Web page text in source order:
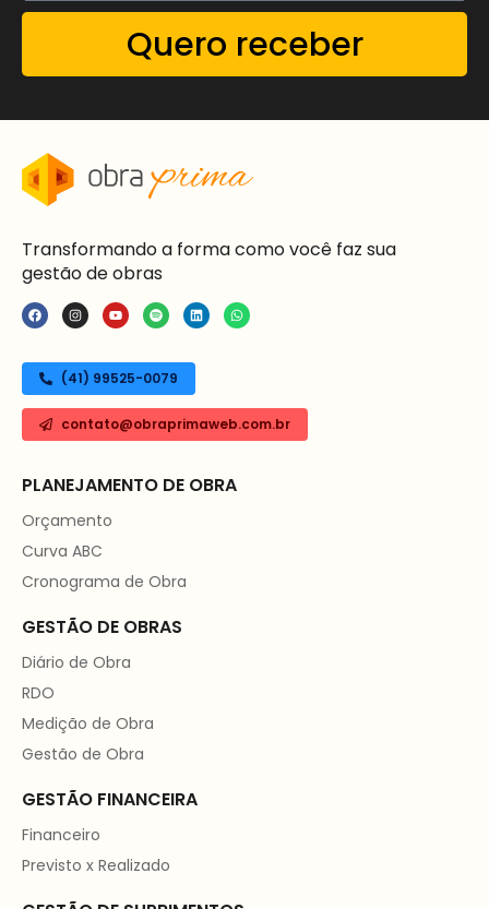
Quero receber
Transformando a forma como você faz sua
gestão de obras
(41) 99525-0079
contato@obraprimaweb.com.br
PLANEJAMENTO DE OBRA
Orçamento
Curva ABC
Cronograma de Obra
GESTÃO DE OBRAS
Diário de Obra
RDO
Medição de Obra
Gestão de Obra
GESTÃO FINANCEIRA
Financeiro
Previsto x Realizado